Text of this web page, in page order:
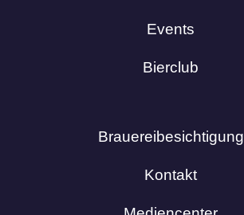
Events
Bierclub
Brauereibesichtigung
Kontakt